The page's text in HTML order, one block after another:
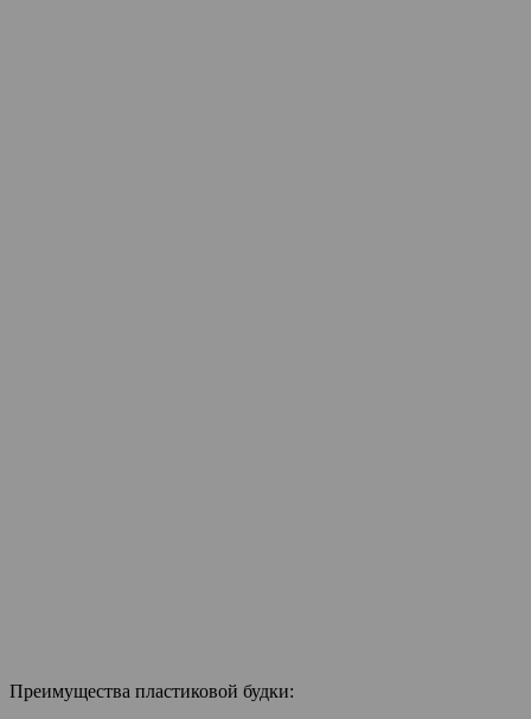
Преимущества пластиковой будки: